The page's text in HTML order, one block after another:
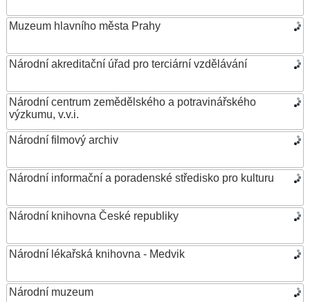
Muzeum hlavního města Prahy
Národní akreditační úřad pro terciární vzdělávání
Národní centrum zemědělského a potravinářského
výzkumu, v.v.i.
Národní filmový archiv
Národní informační a poradenské středisko pro kulturu
Národní knihovna České republiky
Národní lékařská knihovna - Medvik
Národní muzeum